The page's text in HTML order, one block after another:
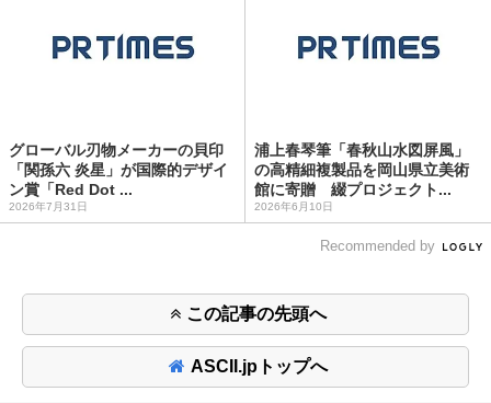
グローバル刃物メーカーの貝印
「関孫六 炎星」が国際的デザイ
ン賞「Red Dot ...
2026年7月31日
浦上春琴筆「春秋山水図屏風」
の高精細複製品を岡山県立美術
館に寄贈 綴プロジェクト...
2026年6月10日
Recommended by
この記事の先頭へ
ASCII.jpトップへ